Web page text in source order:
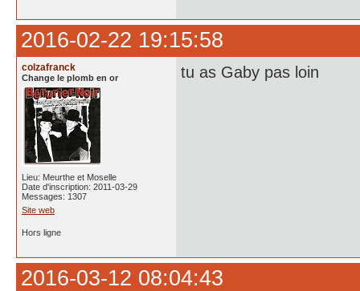
2016-02-22 19:15:58
colzafranck
Change le plomb en or
Lieu: Meurthe et Moselle
Date d'inscription: 2011-03-29
Messages: 1307
Site web
tu as Gaby pas loin
Hors ligne
2016-03-12 08:04:43